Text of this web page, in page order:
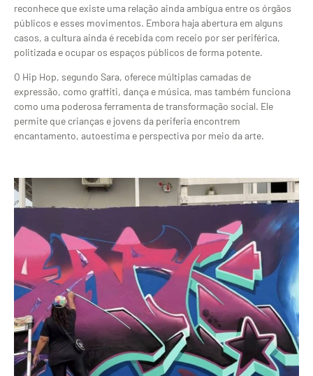
reconhece que existe uma relação ainda ambígua entre os órgãos
públicos e esses movimentos. Embora haja abertura em alguns
casos, a cultura ainda é recebida com receio por ser periférica,
politizada e ocupar os espaços públicos de forma potente.
O Hip Hop, segundo Sara, oferece múltiplas camadas de
expressão, como graffiti, dança e música, mas também funciona
como uma poderosa ferramenta de transformação social. Ele
permite que crianças e jovens da periferia encontrem
encantamento, autoestima e perspectiva por meio da arte.